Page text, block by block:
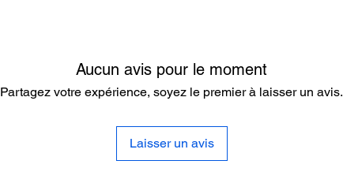
Aucun avis pour le moment
Partagez votre expérience, soyez le premier à laisser un avis.
Laisser un avis